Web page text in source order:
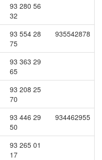
93 280 56
32
93 554 28
75
935542878
93 363 29
65
93 208 25
70
93 446 29
50
934462955
93 265 01
17